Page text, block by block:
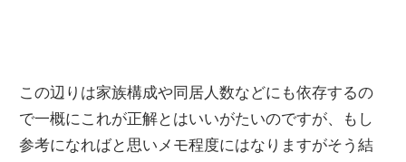
この辺りは家族構成や同居人数などにも依存するの
で一概にこれが正解とはいいがたいのですが、もし
参考になればと思いメモ程度にはなりますがそう結